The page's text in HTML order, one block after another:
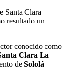
Santa Clara
resultado un
conocido como
Clara La
de Sololá.